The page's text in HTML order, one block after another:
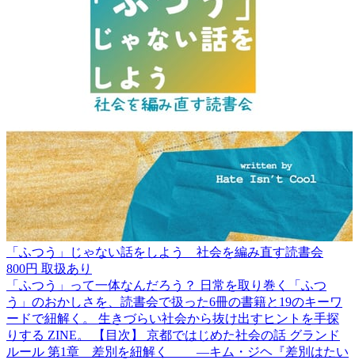
「ふつう」じゃない話をしよう 社会を編み直す読書会
800円 取扱あり
「ふつう」って一体なんだろう？ 日常を取り巻く「ふつ
う」のおかしさを、読書会で扱った6冊の書籍と19のキーワ
ードで紐解く。 生きづらい社会から抜け出すヒントを手探
りする ZINE。 【目次】 京都ではじめた社会の話 グランド
ルール 第1章 差別を紐解く ―キム・ジヘ『差別はたい